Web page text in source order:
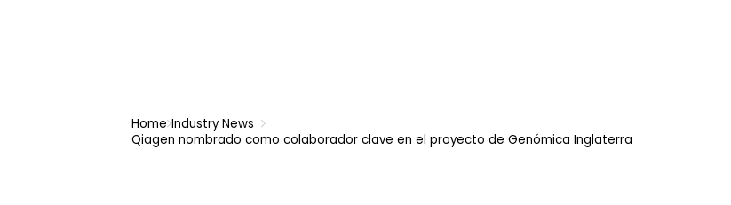
Home Industry News
Qiagen nombrado como colaborador clave en el proyecto de Genómica Inglaterra